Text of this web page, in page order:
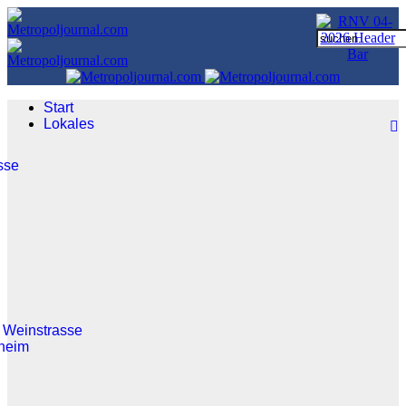
Start
Lokales